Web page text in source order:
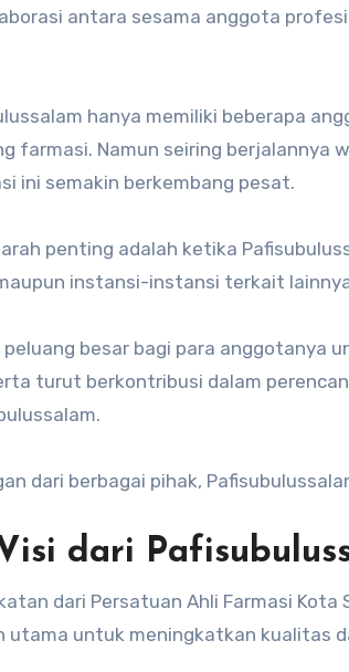
antara sesama anggota
hanya memiliki beberapa
farmasi. Namun seiring berjalannya
ini semakin berkembang pesat.
penting adalah ketika
instansi-instansi terkait
besar bagi para anggotanya
turut berkontribusi dalam
dari berbagai pihak,
dari
dari Persatuan Ahli Farmasi
utama untuk meningkatkan kualitas